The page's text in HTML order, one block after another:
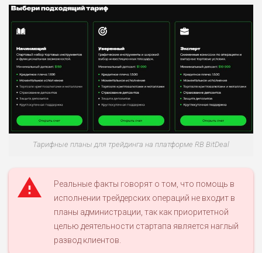
Тарифные планы для трейдинга на платформе RB BitDeal
Реальные факты говорят о том, что помощь в
исполнении трейдерских операций не входит в
планы администрации, так как приоритетной
целью деятельности стартапа является наглый
развод клиентов.